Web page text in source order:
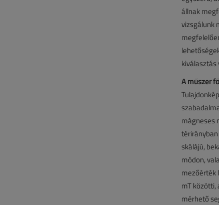
állnak
vizsgálunk
A műszer
mágneses
skálájú,
módon,
mezőérték
mT
mérhető